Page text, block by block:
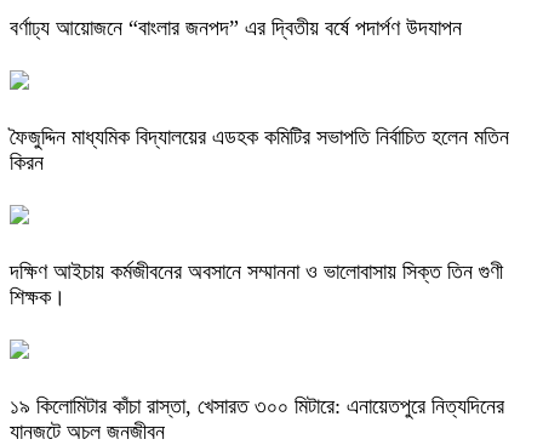
বর্ণাঢ্য আয়োজনে “বাংলার জনপদ” এর দ্বিতীয় বর্ষে পদার্পণ উদযাপন
ফৈজুদ্দিন মাধ্যমিক বিদ্যালয়ের এডহক কমিটির সভাপতি নির্বাচিত হলেন মতিন
কিরন
দক্ষিণ আইচায় কর্মজীবনের অবসানে সম্মাননা ও ভালোবাসায় সিক্ত তিন গুণী
শিক্ষক।
​১৯ কিলোমিটার কাঁচা রাস্তা, খেসারত ৩০০ মিটারে: এনায়েতপুরে নিত্যদিনের
যানজটে অচল জনজীবন